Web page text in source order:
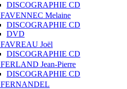
DISCOGRAPHIE CD
FAVENNEC Melaine
DISCOGRAPHIE CD
DVD
FAVREAU Joël
DISCOGRAPHIE CD
FERLAND Jean-Pierre
DISCOGRAPHIE CD
FERNANDEL